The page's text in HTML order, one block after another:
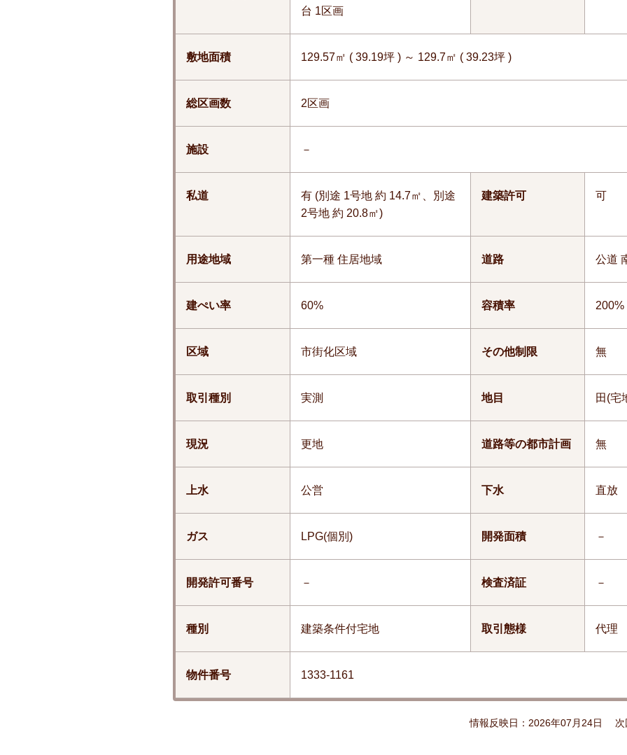
台 1区画
敷地面積 129.57㎡ ( 39.19坪 ) ～ 129.7㎡ ( 39.23坪 )
総区画数 2区画
施設 －
私道
有 (別途 1号地 約 14.7㎡、別途
2号地 約 20.8㎡)
建築許可 可
用途地域 第一種 住居地域 道路 公道
建ぺい率 60% 容積率 200%
区域 市街化区域 その他制限 無
取引種別 実測 地目 田(宅
現況 更地 道路等の都市計画 無
上水 公営 下水 直放
ガス LPG(個別) 開発面積 －
開発許可番号 － 検査済証 －
種別 建築条件付宅地 取引態様 代理
物件番号 1333-1161
情報反映日：2026年07月24日 次